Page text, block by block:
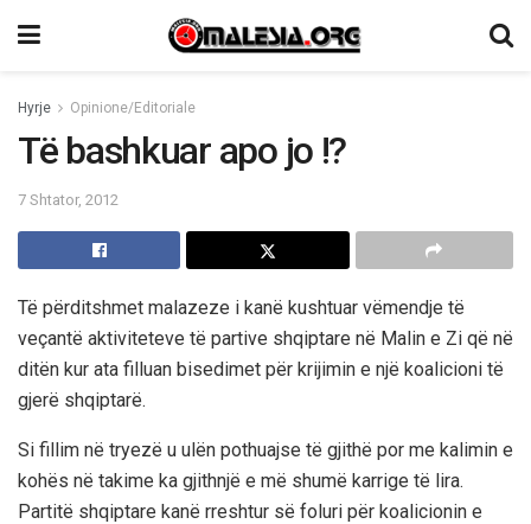
Hyrje Opinione/Editoriale
Të bashkuar apo jo !?
7 Shtator, 2012
Të përditshmet malazeze i kanë kushtuar vëmendje të
veçantë aktiviteteve të partive shqiptare në Malin e Zi që në
ditën kur ata filluan bisedimet për krijimin e një koalicioni të
gjerë shqiptarë.
Si fillim në tryezë u ulën pothuajse të gjithë por me kalimin e
kohës në takime ka gjithnjë e më shumë karrige të lira.
Partitë shqiptare kanë rreshtur së foluri për koalicionin e